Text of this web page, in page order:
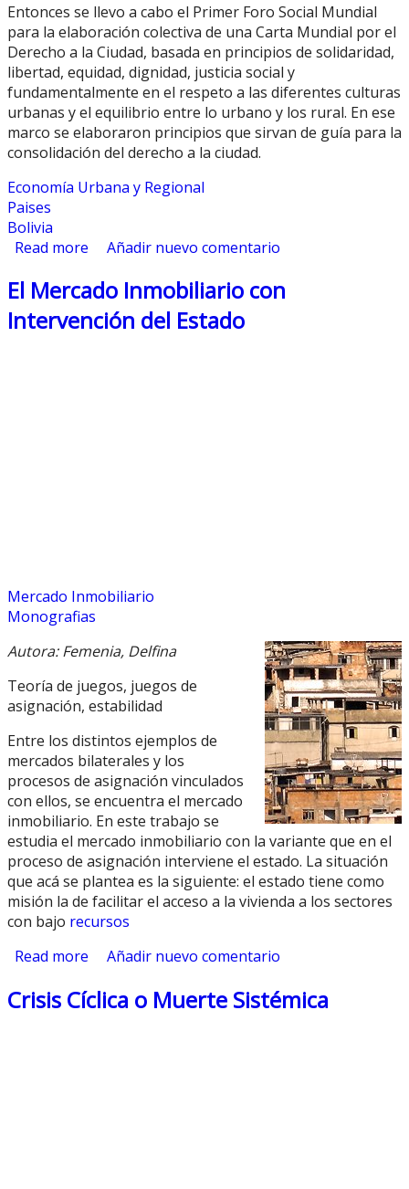
Entonces se llevo a cabo el Primer Foro Social Mundial
para la elaboración colectiva de una Carta Mundial por el
Derecho a la Ciudad, basada en principios de solidaridad,
libertad, equidad, dignidad, justicia social y
fundamentalmente en el respeto a las diferentes culturas
urbanas y el equilibrio entre lo urbano y los rural. En ese
marco se elaboraron principios que sirvan de guía para la
consolidación del derecho a la ciudad.
Economía Urbana y Regional
Paises
Bolivia
Read more about El Proceso de Urbanización en Bolivia
Añadir nuevo comentario
El Mercado Inmobiliario con
Intervención del Estado
Mercado Inmobiliario
Monografias
Autora: Femenia, Delfina
Teoría de juegos, juegos de
asignación, estabilidad
Entre los distintos ejemplos de
mercados bilaterales y los
procesos de asignación vinculados
con ellos, se encuentra el mercado
inmobiliario. En este trabajo se
estudia el mercado inmobiliario con la variante que en el
proceso de asignación interviene el estado. La situación
que acá se plantea es la siguiente: el estado tiene como
misión la de facilitar el acceso a la vivienda a los sectores
con bajo recursos
Read more about El Mercado Inmobiliario con
Añadir nuevo comentario
Crisis Cíclica o Muerte Sistémica